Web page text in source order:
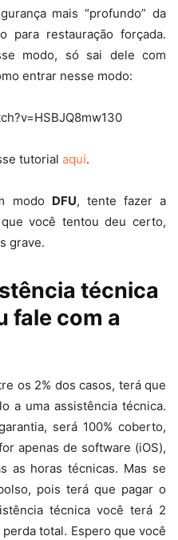
mais “profundo” da
para restauração forçada.
modo, só sai dele com
entrar nesse modo:
tutorial aqui.
modo DFU, tente fazer a
você tentou deu certo,
grave.
técnica
fale com a
os 2% dos casos, terá que
a uma assistência técnica.
será 100% coberto,
apenas de software (iOS),
as horas técnicas. Mas se
pois terá que pagar o
técnica você terá 2
total. Espero que você